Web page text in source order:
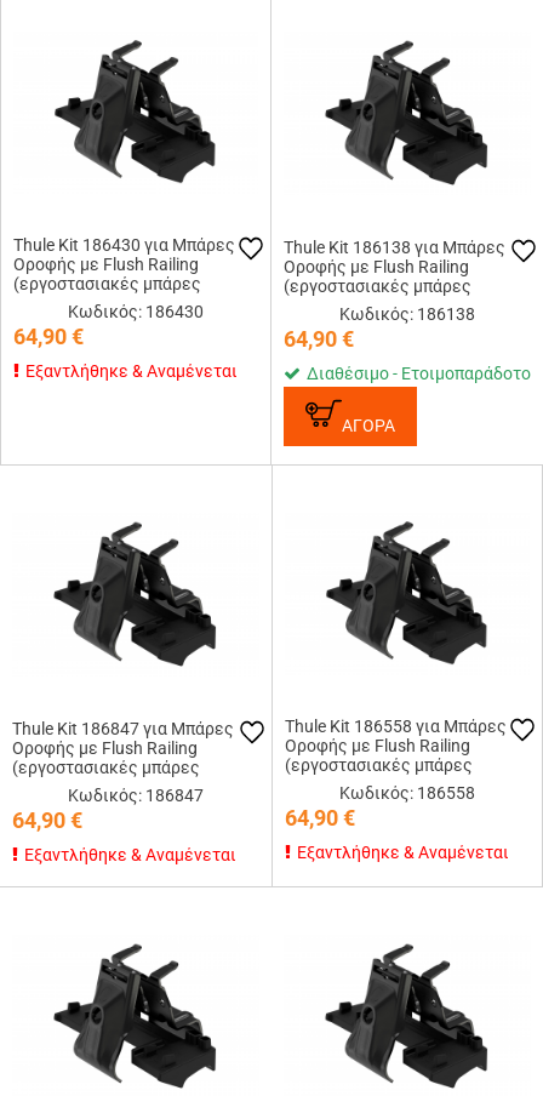
Thule Kit 186430 για Μπάρες
Οροφής με Flush Railing
(εργοστασιακές μπάρες
εφαπτόμενες στην οροφή)
Κωδικός: 186430
64,90€
Εξαντλήθηκε & Αναμένεται
Thule Kit 186138 για Μπάρες
Οροφής με Flush Railing
(εργοστασιακές μπάρες
εφαπτόμενες στην οροφή)
Κωδικός: 186138
64,90€
Διαθέσιμο - Ετοιμοπαράδοτο
ΑΓΟΡΑ
Thule Kit 186847 για Μπάρες
Οροφής με Flush Railing
(εργοστασιακές μπάρες
εφαπτόμενες στην οροφή)
Κωδικός: 186847
64,90€
Εξαντλήθηκε & Αναμένεται
Thule Kit 186558 για Μπάρες
Οροφής με Flush Railing
(εργοστασιακές μπάρες
εφαπτόμενες στην οροφή)
Κωδικός: 186558
64,90€
Εξαντλήθηκε & Αναμένεται